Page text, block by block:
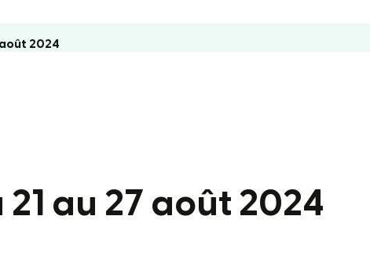
2024
au 27 août 2024